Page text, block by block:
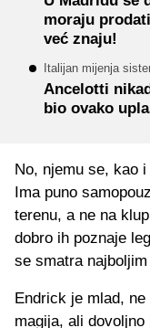
moraju
već znaju!
Italijan mijenja
Ancelotti
bio ovako
No, njemu se, kao
Ima puno
terenu, a ne na
dobro ih poznaje
se smatra
Endrick je mlad,
magija, ali